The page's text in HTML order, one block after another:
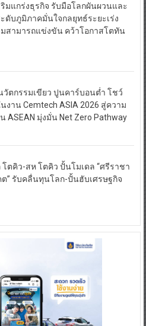
ริมแกร่งธุรกิจ รับมือโลกผันผวนและ
ดับภูมิภาคมั่นใจกลยุทธ์ระยะเร่ง
สามารถแข่งขัน คว้าโอกาสโตทัน
วัตกรรมเขียว ปูนคาร์บอนต่ำ โชว์
งาน Cemtech ASIA 2026 สู่ความ
ASEAN มุ่งมั่น Net Zero Pathway
โตคิว-สห โตคิว ปั้นโมเดล “ศรีราชา
” รับคลื่นทุนโลก-ปั้นฮับเศรษฐกิจ